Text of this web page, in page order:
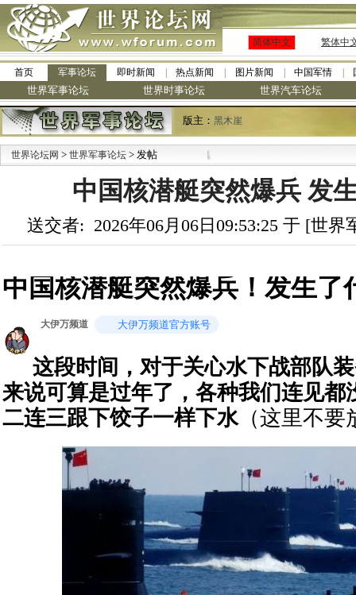
简体中文 繁体中
首页 军事论坛 即时新闻 热点新闻 图片新闻 中国军情
世界军事论坛 世界时事论坛 世界汽车论坛
版主： 黑木崖
世界论坛网 > 世界军事论坛 > 发帖
中国核潜艇突然爆兵 发
送交者: 2026年06月06日09:53:25 于 [世
中国核潜艇突然爆兵！发生了
大伊万频道 大伊万频道官方账号
这段时间，对于关心水下战部队
来说可算是过年了，各种我们连见都
二连三跟下饺子一样下水（这里不要